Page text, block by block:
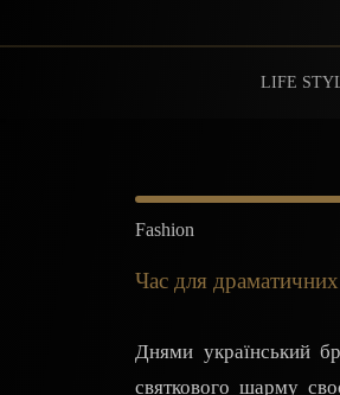
LIFE
Fashion
Час для
Днями український
святкового шарму